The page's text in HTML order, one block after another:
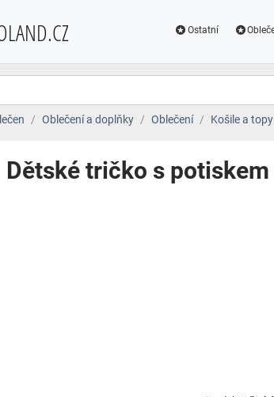
Ostatní
Oblečení a doplňky Oblečení Košile a topy
Dětské tričko s